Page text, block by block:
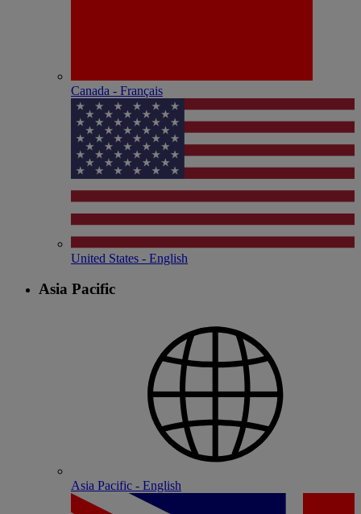
Canada - Français
United States - English
Asia Pacific
Asia Pacific - English